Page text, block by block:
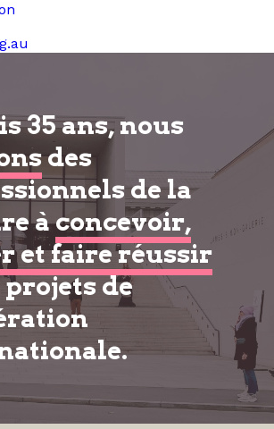
35 ans, nous
des
de la
àconcevoir,
et faire réussir
de